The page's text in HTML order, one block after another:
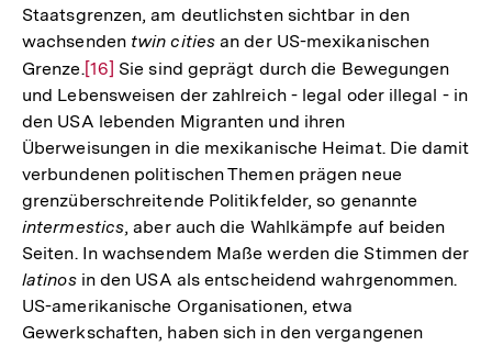
Staatsgrenzen, am deutlichsten sichtbar in den
wachsenden twin cities an der US-mexikanischen
Grenze.Zur
Auflösung
der
Fußnote
[16] Sie sind geprägt durch die Bewegungen
und Lebensweisen der zahlreich - legal oder illegal - in
den USA lebenden Migranten und ihren
Überweisungen in die mexikanische Heimat. Die damit
verbundenen politischen Themen prägen neue
grenzüberschreitende Politikfelder, so genannte
intermestics, aber auch die Wahlkämpfe auf beiden
Seiten. In wachsendem Maße werden die Stimmen der
latinosin den USA als entscheidend wahrgenommen.
US-amerikanische Organisationen, etwa
Gewerkschaften, haben sich in den vergangenen